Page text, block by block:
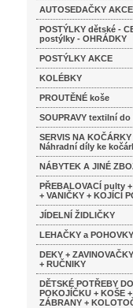
AUTOSEDAČKY AKCE
POSTÝLKY dětské -
postýlky - OHRÁDKY
POSTÝLKY AKCE
KOLÉBKY
PROUTĚNÉ koše
SOUPRAVY textilní
SERVIS NA KOČÁRKY
Náhradní díly ke
NÁBYTEK A JINÉ
PŘEBALOVACÍ pulty
+ VANIČKY + KOJÍCÍ
JÍDELNÍ ŽIDLIČKY
LEHAČKY a POHOVKY
DEKY +
+ RUČNIKY
DĚTSKÉ POTŘEBY DO
POKOJÍČKU + KOŠE +
ZÁBRANY +